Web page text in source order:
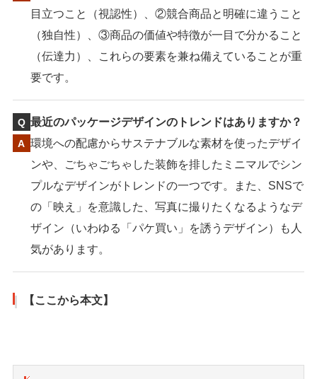
目立つこと（視認性）、②競合商品と明確に違うこと
（独自性）、③商品の価値や特徴が一目で分かること
（伝達力）、これらの要素を兼ね備えていることが重
要です。
最近のパッケージデザインのトレンドはありますか？
環境への配慮からサステナブルな素材を使ったデザイ
ンや、ごちゃごちゃした装飾を排したミニマルでシン
プルなデザインがトレンドの一つです。また、SNSで
の「映え」を意識した、写真に撮りたくなるようなデ
ザイン（いわゆる「パケ買い」を誘うデザイン）も人
気があります。
【ここから本文】